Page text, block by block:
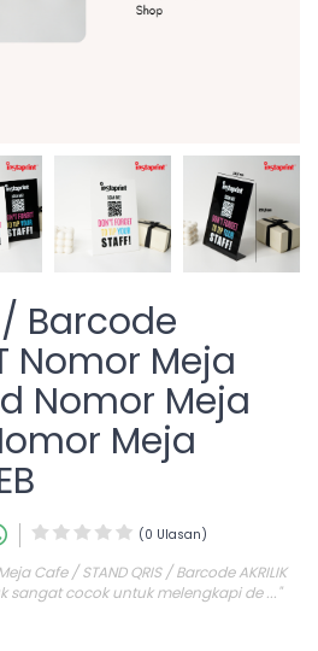
Barcode
Nomor Meja
Nomor Meja
Meja
(0 Ulasan)
Cafe / STAND QRIS / Barcode AKRILIK
sangat cocok untuk melengkapi de ..."